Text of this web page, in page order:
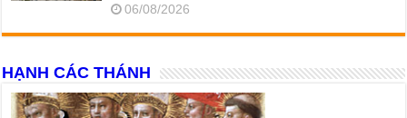
06/08/2026
HẠNH CÁC THÁNH